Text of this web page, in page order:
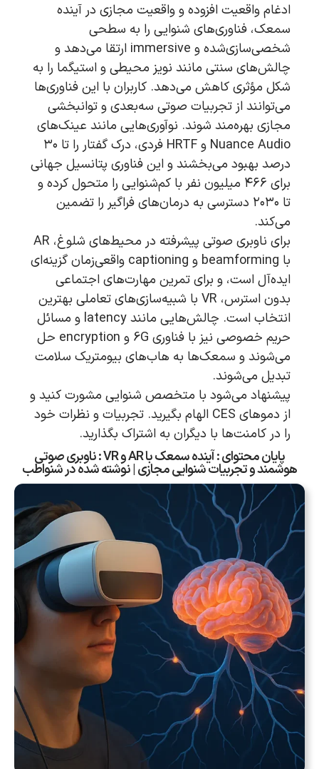
ادغام واقعیت افزوده و واقعیت مجازی در آینده
سمعک، فناوری‌های شنوایی را به سطحی
شخصی‌سازی‌شده و immersive ارتقا می‌دهد و
چالش‌های سنتی مانند نویز محیطی و استیگما را به
شکل مؤثری کاهش می‌دهد. کاربران با این فناوری‌ها
می‌توانند از تجربیات صوتی سه‌بعدی و توانبخشی
مجازی بهره‌مند شوند. نوآوری‌هایی مانند عینک‌های
Nuance Audio و HRTF فردی، درک گفتار را تا ۳۰
درصد بهبود می‌بخشند و این فناوری پتانسیل جهانی
برای ۴۶۶ میلیون نفر با کم‌شنوایی را متحول کرده و
تا ۲۰۳۰ دسترسی به درمان‌های فراگیر را تضمین
می‌کند.
برای ناوبری صوتی پیشرفته در محیط‌های شلوغ، AR
با beamforming و captioning واقعی‌زمان گزینه‌ای
ایده‌آل است، و برای تمرین مهارت‌های اجتماعی
بدون استرس، VR با شبیه‌سازی‌های تعاملی بهترین
انتخاب است. چالش‌هایی مانند latency و مسائل
حریم خصوصی نیز با فناوری 6G و encryption حل
می‌شوند و سمعک‌ها به هاب‌های بیومتریک سلامت
تبدیل می‌شوند.
پیشنهاد می‌شود با متخصص شنوایی مشورت کنید و
از دموهای CES الهام بگیرید. تجربیات و نظرات خود
را در کامنت‌ها با دیگران به اشتراک بگذارید.
پایان محتوای : آینده سمعک با AR و VR : ناوبری صوتی
هوشمند و تجربیات شنوایی مجازی | نوشته شده در شنواطب